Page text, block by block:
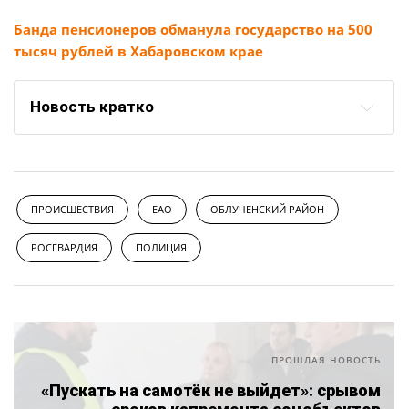
Банда пенсионеров обманула государство на 500
тысяч рублей в Хабаровском крае
Новость кратко
ПРОИСШЕСТВИЯ ЕАО ОБЛУЧЕНСКИЙ РАЙОН
РОСГВАРДИЯ ПОЛИЦИЯ
ПРОШЛАЯ НОВОСТЬ
«Пускать на самотёк не выйдет»: срывом